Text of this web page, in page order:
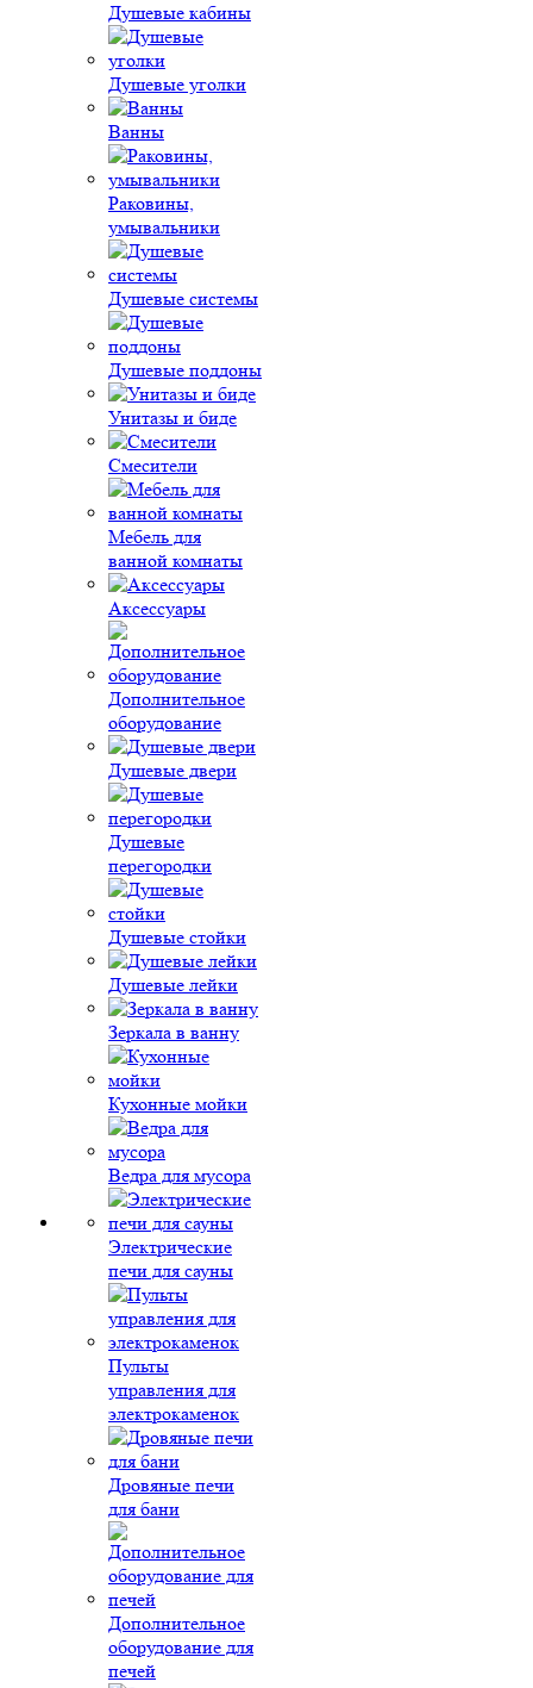
Душевые кабины
Душевые уголки
Ванны
Раковины,
умывальники
Душевые системы
Душевые поддоны
Унитазы и биде
Смесители
Мебель для
ванной комнаты
Аксессуары
Дополнительное
оборудование
Душевые двери
Душевые
перегородки
Душевые стойки
Душевые лейки
Зеркала в ванну
Кухонные мойки
Ведра для мусора
Электрические
печи для сауны
Пульты
управления для
электрокаменок
Дровяные печи
для бани
Дополнительное
оборудование для
печей